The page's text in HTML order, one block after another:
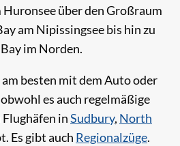
über den Großraum
am Nipissingsee bis hin zu
im Norden.
besten mit dem Auto oder
es auch regelmäßige
inSudbury, North
Es gibt auch Regionalzüge.